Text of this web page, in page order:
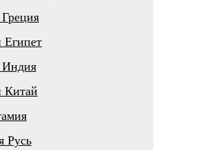
Египет
Индия
Китай
Русь